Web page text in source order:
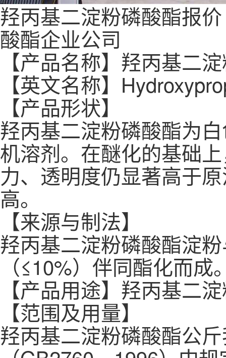
羟丙基二淀粉磷酸酯报
酸酯企业公司
【产品名称】羟丙基二
【英文名称】
【产品形状】
羟丙基二淀粉磷酸酯为
机溶剂。在醚化的基础
力、透明度仍显著高于
高。
【来源与制法】
羟丙基二淀粉磷酸酯淀
（≤10%）伴同酯化而成
【产品用途】羟丙基二
【范围及用量】
羟丙基二淀粉磷酸酯公